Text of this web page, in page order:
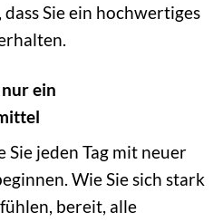
Sie ein hochwertiges
ein
Sie jeden Tag mit neuer
Wie Sie sich stark
bereit, alle